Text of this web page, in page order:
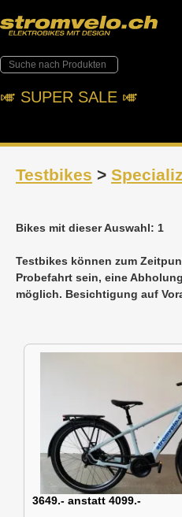
🎺︎ SUPER SALE 🎺︎
Testbikes >
Bikes mit dieser Auswahl: 1
Testbikes können zum
Probefahrt sein, eine
möglich. Besichtigung auf
3649.- anstatt 4099.-